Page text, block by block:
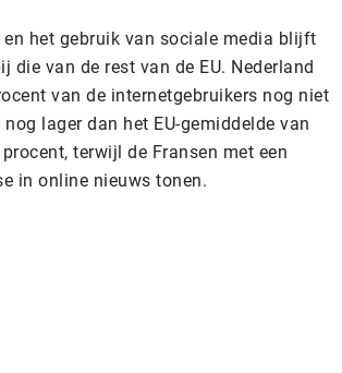
het gebruik van sociale media blijft
die van de rest van de EU. Nederland
van de internetgebruikers nog niet
lager dan het EU-gemiddelde van
terwijl de Fransen met een
in online nieuws tonen.